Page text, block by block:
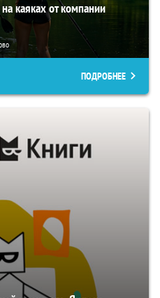
каяках от компании
ПОДРОБНЕЕ